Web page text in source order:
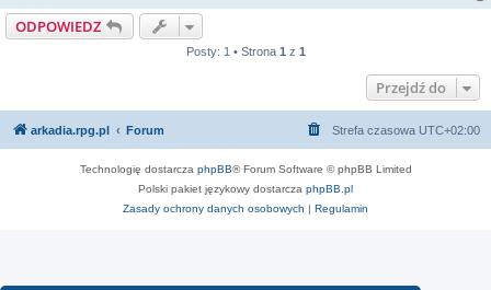
ODPOWIEDZ
Posty: 1 • Strona 1 z 1
Przejdź do
arkadia.rpg.pl Forum Strefa czasowa UTC+02:00
Technologię dostarcza phpBB® Forum Software © phpBB Limited
Polski pakiet językowy dostarcza phpBB.pl
Zasady ochrony danych osobowych | Regulamin